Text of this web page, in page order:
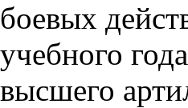
боевых
учебного
высшего